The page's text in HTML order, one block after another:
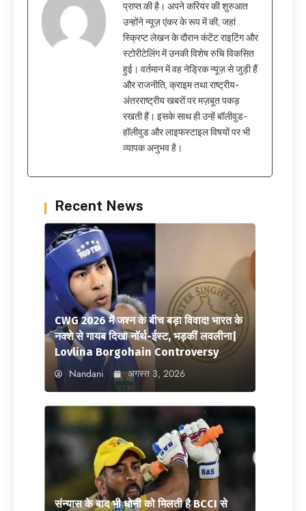
प्राप्त की है। अपने करियर की शुरुआत
उन्होंने न्यूज़ एंकर के रूप में की, जहां
स्क्रिप्ट लेखन के दौरान कंटेंट राइटिंग और
स्टोरीटेलिंग में उनकी विशेष रुचि विकसित
हुई। वर्तमान में वह नेड्रिक न्यूज़ से जुड़ी हैं
और राजनीति, क्राइम तथा राष्ट्रीय-
अंतरराष्ट्रीय खबरों पर मज़बूत पकड़
रखती हैं। इसके साथ ही उन्हें बॉलीवुड-
हॉलीवुड और लाइफस्टाइल विषयों पर भी
व्यापक अनुभव है।
Recent News
CWG 2026 में जश्न के बीच बड़ा विवाद! भारत के
नक्शे से गायब दिखा नॉर्थ-ईस्ट, भड़कीं लवलीना|
Lovlina Borgohain Controversy
Nandani अगस्त 3, 2026
संन्यास के बाद भी धोनी को मिलती है BCCI से